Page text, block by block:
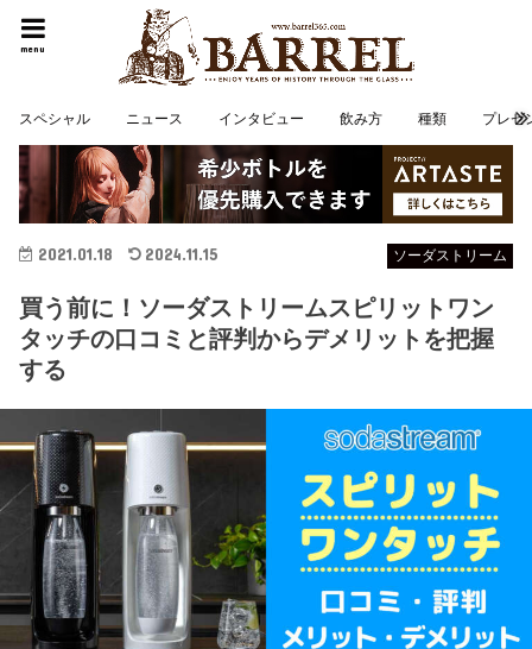
menu
スペシャル ニュース インタビュー 飲み方 種類 プレゼ
ソーダストリーム
2021.01.18 2024.11.15
買う前に！ソーダストリームスピリットワン
タッチの口コミと評判からデメリットを把握
する